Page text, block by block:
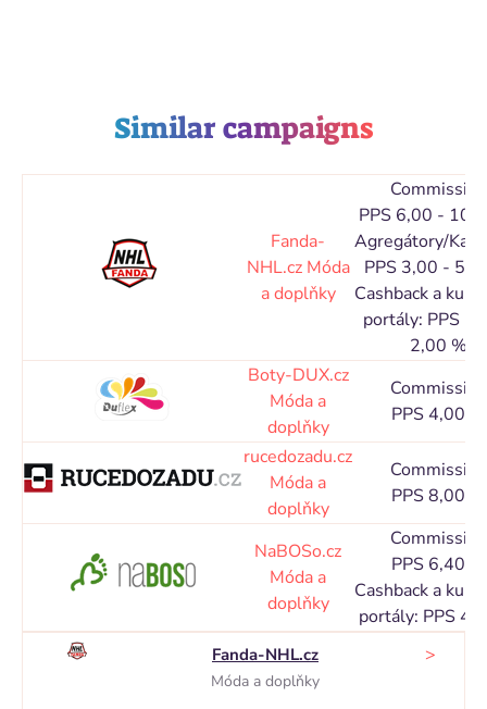
Similar campaigns
Fanda-
NHL.cz Móda
a doplňky
Commission
PPS 6,00 -
Agregátory/
PPS 3,00 -
Cashback a
portály: PPS
2,00 %
Boty-DUX.cz
Móda a
doplňky
Commission
PPS 4,00 %
rucedozadu.cz
Móda a
doplňky
Commission
PPS 8,00 %
NaBOSo.cz
Móda a
doplňky
Commission
PPS 6,40 %
Cashback a
portály: PPS
Fanda-NHL.cz
Móda a doplňky
>